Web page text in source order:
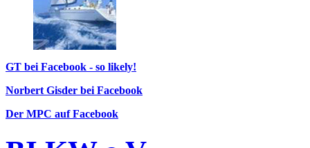
GT bei Facebook - so likely!
Norbert Gisder bei Facebook
Der MPC auf Facebook